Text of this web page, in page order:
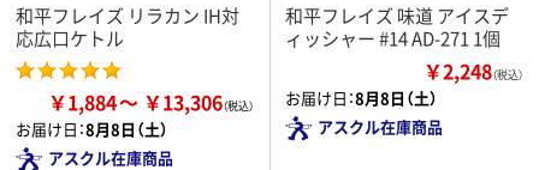
和平フレイズ リラカン IH対
応広口ケトル
￥1,884 ￥13,306
お届け日：8月8日（土）
アスクル在庫商品
和平フレイズ 味道 アイスデ
ィッシャー #14 AD-271 1個
￥2,248（税込）
お届け日：8月8日（土）
アスクル在庫商品